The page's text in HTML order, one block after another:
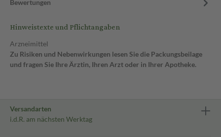
Bewertungen
Hinweistexte und Pflichtangaben
Arzneimittel
Zu Risiken und Nebenwirkungen lesen Sie die Packungsbeilage
und fragen Sie Ihre Ärztin, Ihren Arzt oder in Ihrer Apotheke.
Versandarten
i.d.R. am nächsten Werktag